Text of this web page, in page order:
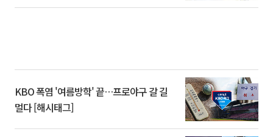
KBO 폭염 '여름방학' 끝…프로야구 갈 길
멀다 [해시태그]